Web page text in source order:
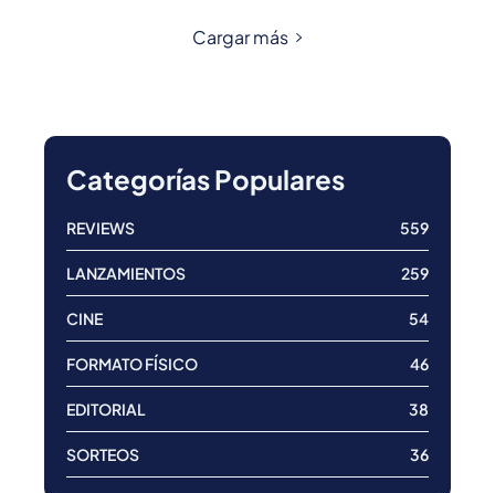
Cargar más
Categorías Populares
REVIEWS 559
LANZAMIENTOS 259
CINE 54
FORMATO FÍSICO 46
EDITORIAL 38
SORTEOS 36